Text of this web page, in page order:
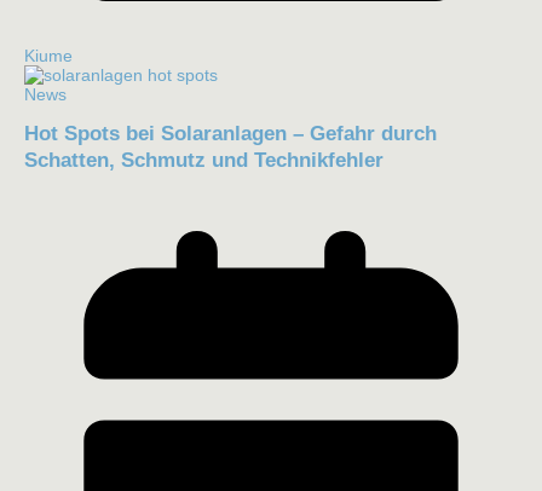
Kiume
News
Hot Spots bei Solaranlagen – Gefahr durch
Schatten, Schmutz und Technikfehler